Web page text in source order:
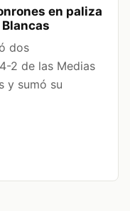
en paliza
dos
2 de las Medias
y sumó su